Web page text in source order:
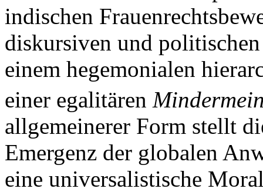
indischen
diskursiven und
einem hegemonialen
einer egalitären
allgemeinerer Form stellt
Emergenz der globalen
eine universalistische